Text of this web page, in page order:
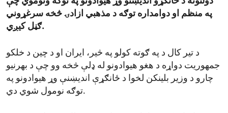
په منظم او دوامداره توګه د مذهبي ازادۍ څخه سرغړوني
ګڼل کیږي.
د تیر کال د په ګوته کولو په څیر، ایران او د چین د خلکو
جمهوریت دواړه د هغو هیوادونو له ډلې څخه وو چې د بهرنیو
چارو د وزیر بلینکن لخوا د ځانګړې اندیښنې وړ هیوادونو په
توګه نومول شوي دي.